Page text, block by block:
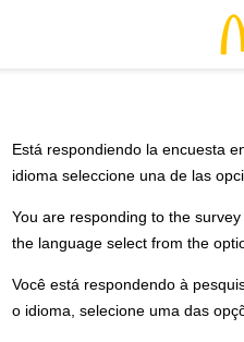
Está respondiendo la encuesta
idioma seleccione una de las
You are responding to the
the language select from the
Você está respondendo à
o idioma, selecione uma das